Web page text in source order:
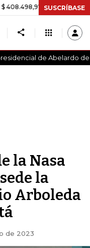
+$ 8.753,81 +2,19%
SUSCRÍBASE
de Abelardo de
la Nasa
la
Arboleda
de 2023